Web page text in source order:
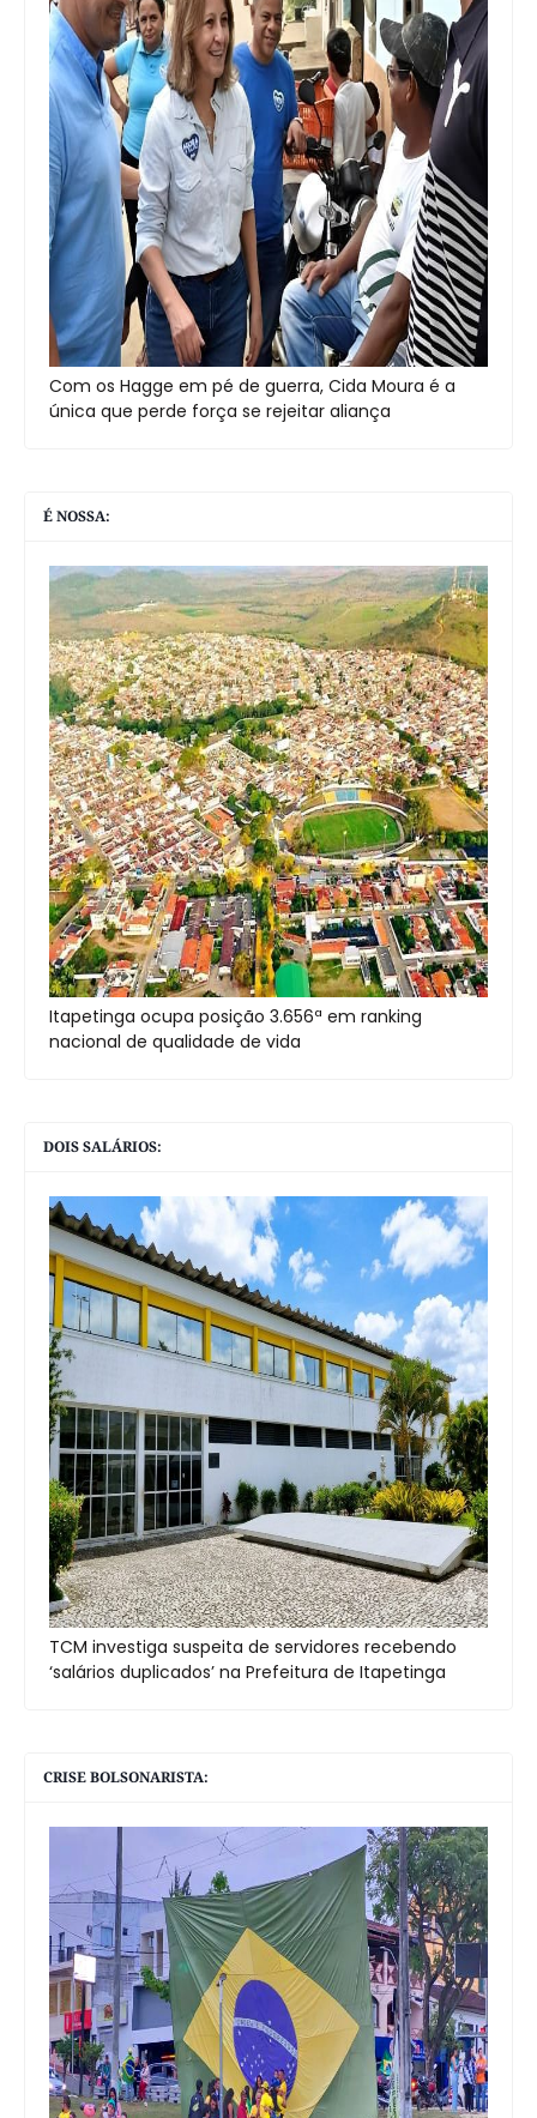
Com os Hagge em pé de guerra, Cida Moura é a
única que perde força se rejeitar aliança
É NOSSA:
Itapetinga ocupa posição 3.656ª em ranking
nacional de qualidade de vida
DOIS SALÁRIOS:
TCM investiga suspeita de servidores recebendo
‘salários duplicados’ na Prefeitura de Itapetinga
CRISE BOLSONARISTA: